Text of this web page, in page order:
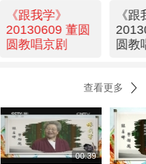
《跟我学》
20130609 董圆
圆教唱京剧
《
圆教
查看更多
00:39